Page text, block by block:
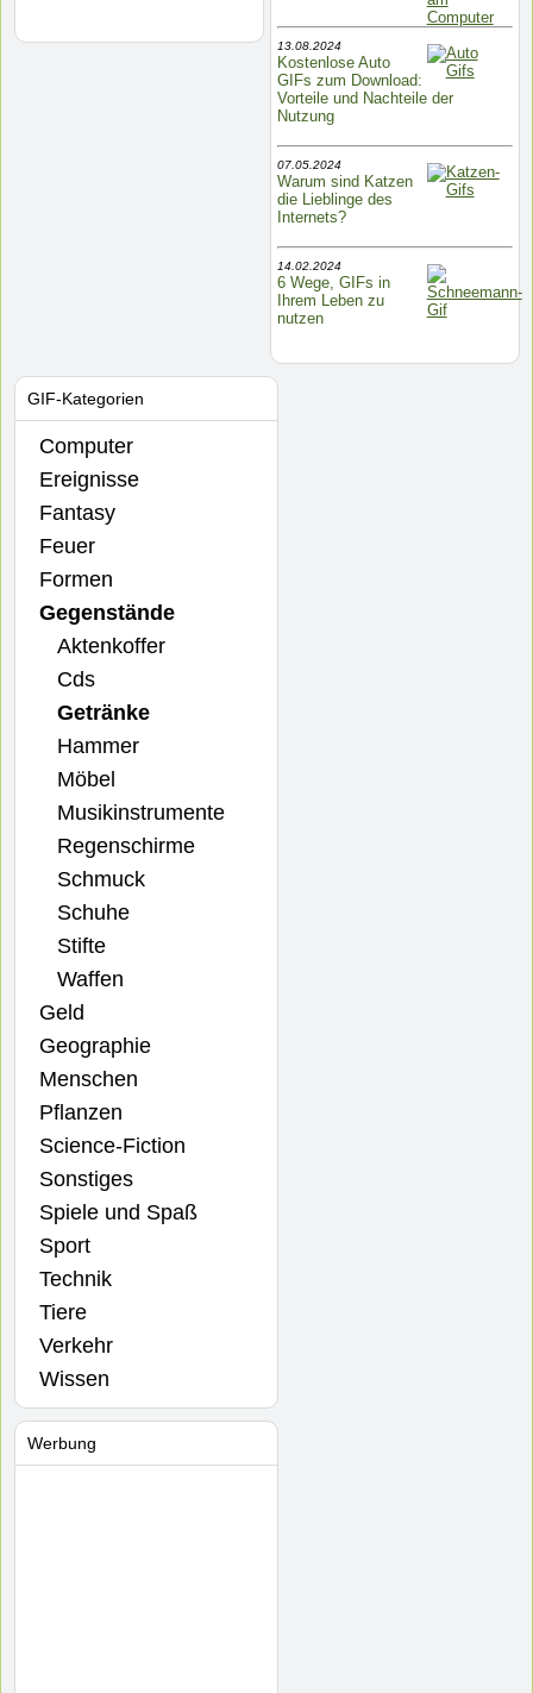
GIF-Kategorien
Computer
Ereignisse
Fantasy
Feuer
Formen
Gegenstände
Aktenkoffer
Cds
Getränke
Hammer
Möbel
Musikinstrumente
Regenschirme
Schmuck
Schuhe
Stifte
Waffen
Geld
Geographie
Menschen
Pflanzen
Science-Fiction
Sonstiges
Spiele und Spaß
Sport
Technik
Tiere
Verkehr
Wissen
Werbung
13.08.2024
Kostenlose Auto
GIFs zum Download:
Vorteile und Nachteile der
Nutzung
07.05.2024
Warum sind Katzen
die Lieblinge des
Internets?
14.02.2024
6 Wege, GIFs in
Ihrem Leben zu
nutzen